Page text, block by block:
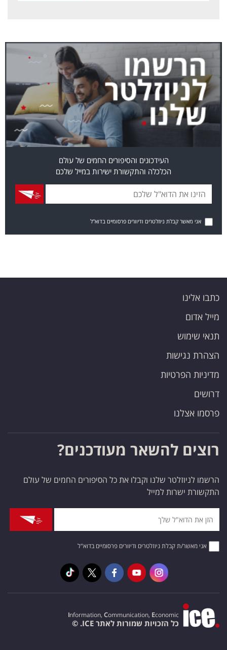
העידכונים והסיפורים החמים של עולם
הכלכלה והתקשורת ישירות במייל שלכם
אני מאשר קבלת ניוזלטרים ודיוורים פרסומיים בדוא"ל
כתבו אלינו
מייל אדום
תנאי שימוש
הצהרת נגישות
מדיניות הפרטיות
דרושים
פרסמו אצלנו
רוצים להשאר מעודכנים?
הרשמו לניוזלטר שלנו וקבלו את כל הסיפורים החמים של עולם
התקשורת ישרות למייל
אני מאשר/ת קבלת ניוזלטרים ודיוורים פרסומיים בדוא"ל
Information, Communication, Economic
כל הזכויות שמורות לאתר ICE. ©